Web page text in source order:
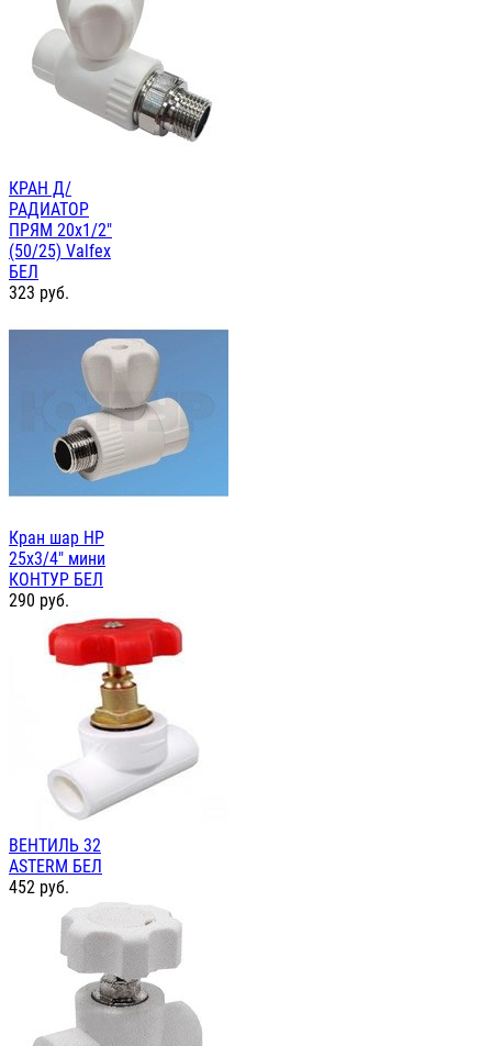
КРАН Д/
РАДИАТОР
ПРЯМ 20х1/2"
(50/25) Valfex
БЕЛ
323 руб.
Кран шар НР
25х3/4" мини
КОНТУР БЕЛ
290 руб.
ВЕНТИЛЬ 32
ASTERM БЕЛ
452 руб.